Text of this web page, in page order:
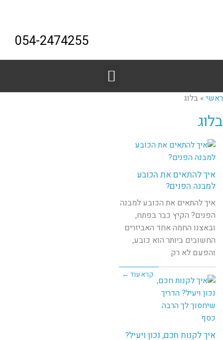
054-2474255
ראשי » בלוג
בלוג
איך להתאים את הכובע
למבנה הפנים?
איך להתאים את הכובע למבנה
הפנים? הקיץ כבר בפתח,
ובאצנו החמה אחד האביזרים
החשובים ביותר הוא כובע,
והפעם לא רק
קרא עוד ←
איך לקנות חכם, נכון ויעיל?